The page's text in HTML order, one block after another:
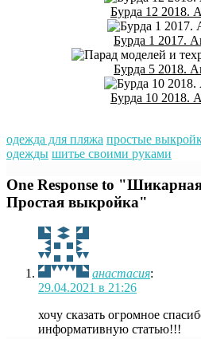
Бурда 12 2018.
Бурда 1 2017.
Бурда 5 2018.
Бурда 10 2018.
одежда для пляжа простые
одежды шитье своими руками
One Response to
Простая выкройка"
анастасия:
29.04.2021 в 21:26
хочу сказать огромное
информативную статью!!!